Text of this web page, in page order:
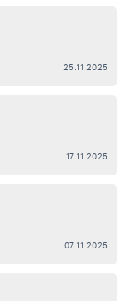
25.11.2025
17.11.2025
07.11.2025